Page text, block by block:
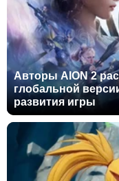
Авторы AION 2
глобальной
развития игры